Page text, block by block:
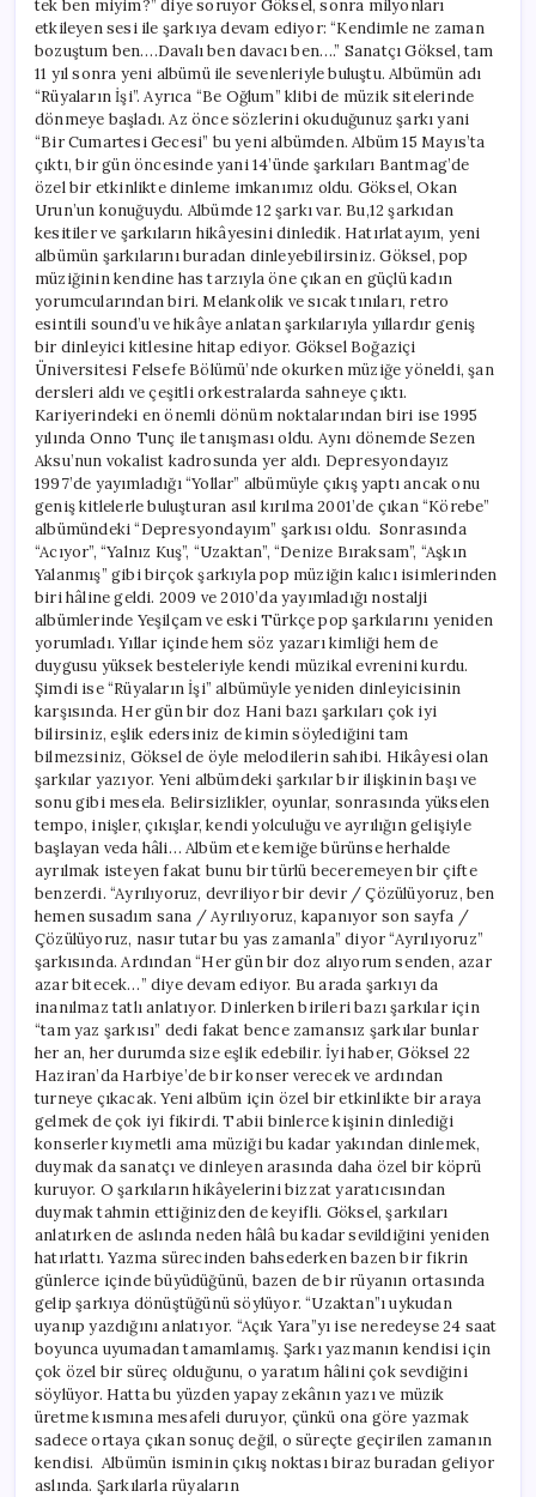
tek ben miyim?” diye soruyor Göksel, sonra milyonları
etkileyen sesi ile şarkıya devam ediyor: “Kendimle ne zaman
bozuştum ben….Davalı ben davacı ben….” Sanatçı Göksel, tam
11 yıl sonra yeni albümü ile sevenleriyle buluştu. Albümün adı
“Rüyaların İşi”. Ayrıca “Be Oğlum” klibi de müzik sitelerinde
dönmeye başladı. Az önce sözlerini okuduğunuz şarkı yani
“Bir Cumartesi Gecesi” bu yeni albümden. Albüm 15 Mayıs’ta
çıktı, bir gün öncesinde yani 14’ünde şarkıları Bantmag’de
özel bir etkinlikte dinleme imkanımız oldu. Göksel, Okan
Urun’un konuğuydu. Albümde 12 şarkı var. Bu,12 şarkıdan
kesitiler ve şarkıların hikâyesini dinledik. Hatırlatayım, yeni
albümün şarkılarını buradan dinleyebilirsiniz. Göksel, pop
müziğinin kendine has tarzıyla öne çıkan en güçlü kadın
yorumcularından biri. Melankolik ve sıcak tınıları, retro
esintili sound’u ve hikâye anlatan şarkılarıyla yıllardır geniş
bir dinleyici kitlesine hitap ediyor. Göksel Boğaziçi
Üniversitesi Felsefe Bölümü’nde okurken müziğe yöneldi, şan
dersleri aldı ve çeşitli orkestralarda sahneye çıktı.
Kariyerindeki en önemli dönüm noktalarından biri ise 1995
yılında Onno Tunç ile tanışması oldu. Aynı dönemde Sezen
Aksu’nun vokalist kadrosunda yer aldı. Depresyondayız
1997’de yayımladığı “Yollar” albümüyle çıkış yaptı ancak onu
geniş kitlelerle buluşturan asıl kırılma 2001’de çıkan “Körebe”
albümündeki “Depresyondayım” şarkısı oldu. Sonrasında
“Acıyor”, “Yalnız Kuş”, “Uzaktan”, “Denize Bıraksam”, “Aşkın
Yalanmış” gibi birçok şarkıyla pop müziğin kalıcı isimlerinden
biri hâline geldi. 2009 ve 2010’da yayımladığı nostalji
albümlerinde Yeşilçam ve eski Türkçe pop şarkılarını yeniden
yorumladı. Yıllar içinde hem söz yazarı kimliği hem de
duygusu yüksek besteleriyle kendi müzikal evrenini kurdu.
Şimdi ise “Rüyaların İşi” albümüyle yeniden dinleyicisinin
karşısında. Her gün bir doz Hani bazı şarkıları çok iyi
bilirsiniz, eşlik edersiniz de kimin söylediğini tam
bilmezsiniz, Göksel de öyle melodilerin sahibi. Hikâyesi olan
şarkılar yazıyor. Yeni albümdeki şarkılar bir ilişkinin başı ve
sonu gibi mesela. Belirsizlikler, oyunlar, sonrasında yükselen
tempo, inişler, çıkışlar, kendi yolculuğu ve ayrılığın gelişiyle
başlayan veda hâli… Albüm ete kemiğe bürünse herhalde
ayrılmak isteyen fakat bunu bir türlü beceremeyen bir çifte
benzerdi. “Ayrılıyoruz, devriliyor bir devir / Çözülüyoruz, ben
hemen susadım sana / Ayrılıyoruz, kapanıyor son sayfa /
Çözülüyoruz, nasır tutar bu yas zamanla” diyor “Ayrılıyoruz”
şarkısında. Ardından “Her gün bir doz alıyorum senden, azar
azar bitecek…” diye devam ediyor. Bu arada şarkıyı da
inanılmaz tatlı anlatıyor. Dinlerken birileri bazı şarkılar için
“tam yaz şarkısı” dedi fakat bence zamansız şarkılar bunlar
her an, her durumda size eşlik edebilir. İyi haber, Göksel 22
Haziran’da Harbiye’de bir konser verecek ve ardından
turneye çıkacak. Yeni albüm için özel bir etkinlikte bir araya
gelmek de çok iyi fikirdi. Tabii binlerce kişinin dinlediği
konserler kıymetli ama müziği bu kadar yakından dinlemek,
duymak da sanatçı ve dinleyen arasında daha özel bir köprü
kuruyor. O şarkıların hikâyelerini bizzat yaratıcısından
duymak tahmin ettiğinizden de keyifli. Göksel, şarkıları
anlatırken de aslında neden hâlâ bu kadar sevildiğini yeniden
hatırlattı. Yazma sürecinden bahsederken bazen bir fikrin
günlerce içinde büyüdüğünü, bazen de bir rüyanın ortasında
gelip şarkıya dönüştüğünü söylüyor. “Uzaktan”ı uykudan
uyanıp yazdığını anlatıyor. “Açık Yara”yı ise neredeyse 24 saat
boyunca uyumadan tamamlamış. Şarkı yazmanın kendisi için
çok özel bir süreç olduğunu, o yaratım hâlini çok sevdiğini
söylüyor. Hatta bu yüzden yapay zekânın yazı ve müzik
üretme kısmına mesafeli duruyor, çünkü ona göre yazmak
sadece ortaya çıkan sonuç değil, o süreçte geçirilen zamanın
kendisi. Albümün isminin çıkış noktası biraz buradan geliyor
aslında. Şarkılarla rüyaların